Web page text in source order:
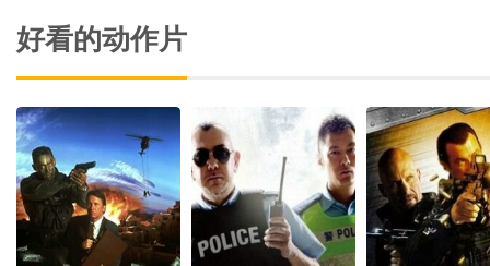
好看的动作片